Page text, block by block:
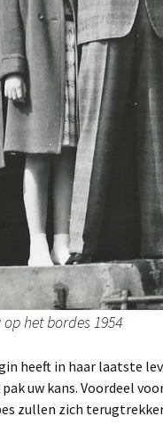
het bordes 1954
heeft in haar laatste
uw kans. Voordeel
zullen zich